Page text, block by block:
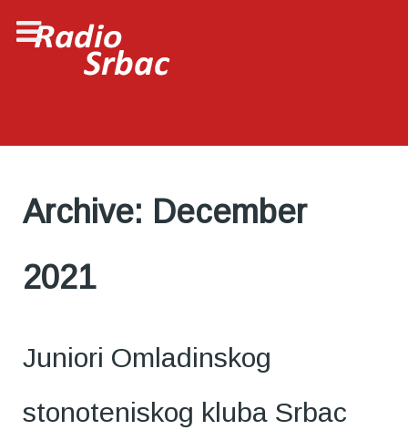
Archive: December
2021
Juniori Omladinskog
stonoteniskog kluba Srbac